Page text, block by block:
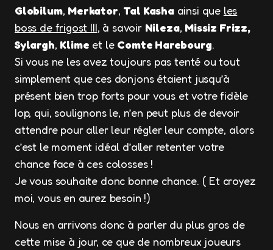
Globilum, Merkator, Tal Kashaainsi que les
boss de frigost III, à savoir Nileza, Missiz Frizz,
Sylargh, Klime et le Comte Harebourg.
Si vous ne les avez toujours pas tenté ou tout
simplement que ces donjons étaient jusqu’à
présent bien trop forts pour vous et votre fidèle
Iop, qui, soulignons le, n’en peut plus de devoir
attendre pour aller leur régler leur compte, alors
c’est le moment idéal d’aller retenter votre
chance face à ces colosses !
Je vous souhaite donc bonne chance. ( Et croyez
moi, vous en aurez besoin !)
Nous en arrivons donc à parler du plus gros de
cette mise à jour, ce que de nombreux joueurs